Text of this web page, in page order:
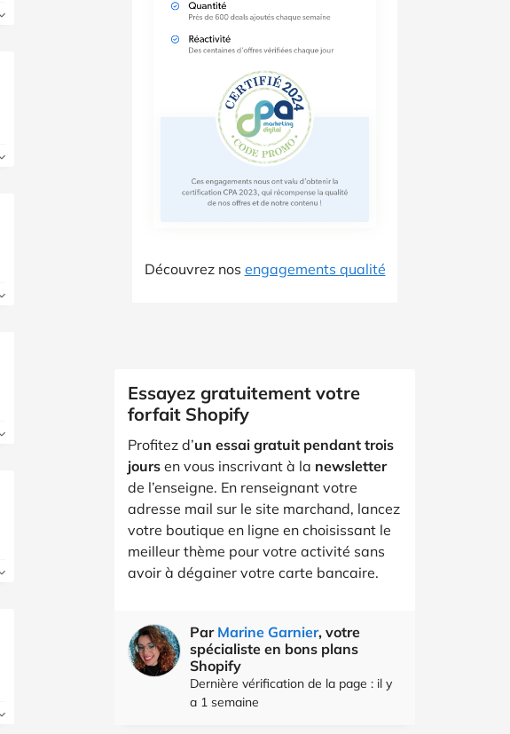
Découvrez nos engagements qualité
Essayez gratuitement votre
forfait Shopify
Profitez d’un essai gratuit pendant trois
jours en vous inscrivant à la newsletter
de l’enseigne. En renseignant votre
adresse mail sur le site marchand, lancez
votre boutique en ligne en choisissant le
meilleur thème pour votre activité sans
avoir à dégainer votre carte bancaire.
Par Marine Garnier, votre
spécialiste en bons plans
Shopify
Dernière vérification de la page : il y
a 1 semaine